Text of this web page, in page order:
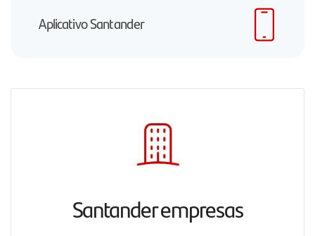
Aplicativo Santander
Santander empresas